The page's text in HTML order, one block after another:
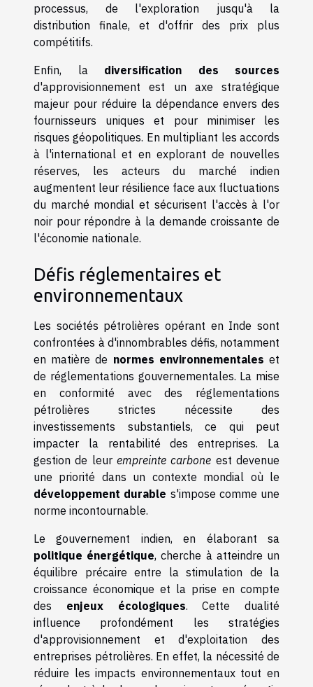
processus, de l'exploration jusqu'à la
distribution finale, et d'offrir des prix plus
compétitifs.
Enfin, la diversification des sources
d'approvisionnement est un axe stratégique
majeur pour réduire la dépendance envers des
fournisseurs uniques et pour minimiser les
risques géopolitiques. En multipliant les accords
à l'international et en explorant de nouvelles
réserves, les acteurs du marché indien
augmentent leur résilience face aux fluctuations
du marché mondial et sécurisent l'accès à l'or
noir pour répondre à la demande croissante de
l'économie nationale.
Défis réglementaires et
environnementaux
Les sociétés pétrolières opérant en Inde sont
confrontées à d'innombrables défis, notamment
en matière de normes environnementales et
de réglementations gouvernementales. La mise
en conformité avec des réglementations
pétrolières strictes nécessite des
investissements substantiels, ce qui peut
impacter la rentabilité des entreprises. La
gestion de leur empreinte carbone est devenue
une priorité dans un contexte mondial où le
développement durable s'impose comme une
norme incontournable.
Le gouvernement indien, en élaborant sa
politique énergétique, cherche à atteindre un
équilibre précaire entre la stimulation de la
croissance économique et la prise en compte
des enjeux écologiques. Cette dualité
influence profondément les stratégies
d'approvisionnement et d'exploitation des
entreprises pétrolières. En effet, la nécessité de
réduire les impacts environnementaux tout en